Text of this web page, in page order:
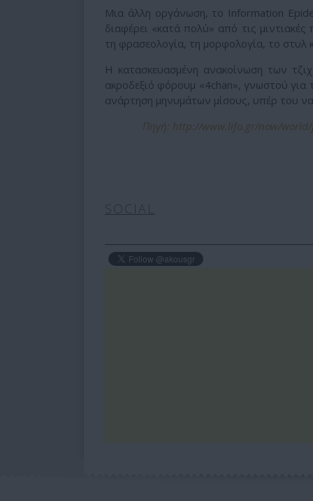
Μια άλλη οργάνωση, το Information
διαφέρει «κατά πολύ» από τις
τη φρασεολογία, τη μορφολογία, το στυλ
Η κατασκευασμένη ανακοίνωση των
ακροδεξιό φόρουμ «4chan», γνωστού για
ανάρτηση μηνυμάτων μίσους, υπέρ του
Πηγή: http://www.lifo.gr/now/world/
SOCIAL